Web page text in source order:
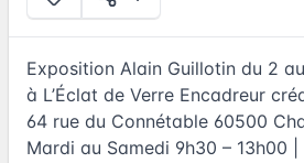
Exposition Alain Guillotin du 2
à L’Éclat de Verre Encadreur
64 rue du Connétable 60500
Mardi au Samedi 9h30 – 13h00 |